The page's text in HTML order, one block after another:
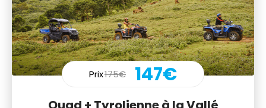
Prix175€ 147€